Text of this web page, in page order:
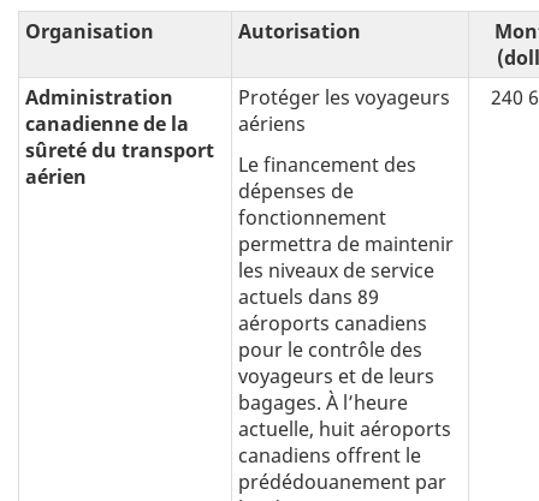
Organisation Autorisation
Administration
canadienne de la
sûreté du transport
aérien
Protéger les voyageurs
aériens
Le financement des
dépenses de
fonctionnement
permettra de maintenir
les niveaux de service
actuels dans 89
aéroports canadiens
pour le contrôle des
voyageurs et de leurs
bagages. À l’heure
actuelle, huit aéroports
canadiens offrent le
prédédouanement par
240